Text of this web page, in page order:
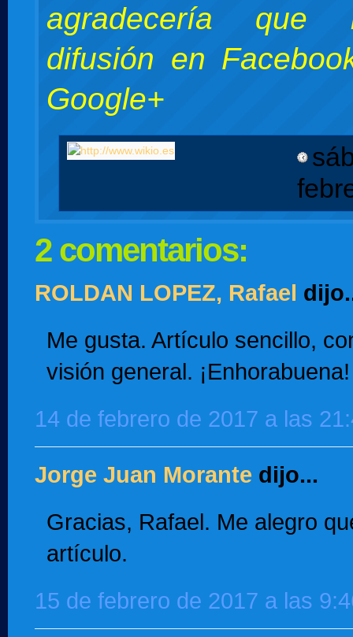
agradecería que
difusión en
Google+
2 comentarios:
ROLDAN LOPEZ, Rafael
Me gusta. Artículo sencillo,
visión general. ¡Enhorabuena!
14 de febrero de 2017 a las
Jorge Juan Morante dijo...
Gracias, Rafael. Me alegro
artículo.
15 de febrero de 2017 a las